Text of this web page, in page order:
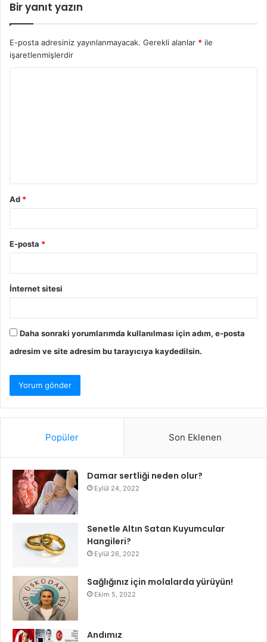
Bir yanıt yazın
E-posta adresiniz yayınlanmayacak. Gerekli alanlar * ile
işaretlenmişlerdir
Ad *
E-posta *
İnternet sitesi
Daha sonraki yorumlarımda kullanılması için adım, e-posta
adresim ve site adresim bu tarayıcıya kaydedilsin.
Popüler Son Eklenen
Damar sertliği neden olur?
Eylül 24, 2022
Senetle Altın Satan Kuyumcular
Hangileri?
Eylül 26, 2022
Sağlığınız için molalarda yürüyün!
Ekim 5, 2022
Andımız